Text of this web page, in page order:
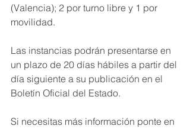
(Valencia); 2 por turno libre y 1 por
movilidad.
Las instancias podrán presentarse en
un plazo de 20 días hábiles a partir del
día siguiente a su publicación en el
Boletín Oficial del Estado.
Si necesitas más información ponte en